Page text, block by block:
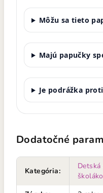
Môžu sa tieto
Majú papučky
Je podrážka
Dodatočné
Kategória: